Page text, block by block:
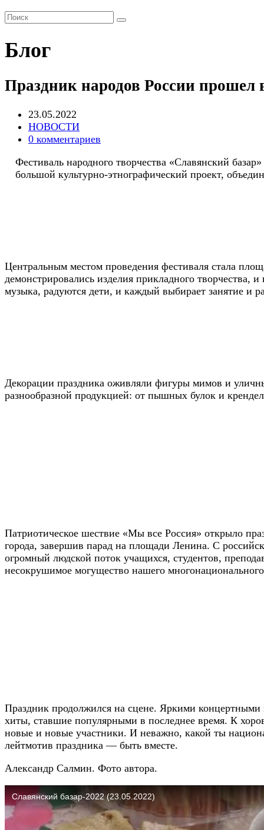
Блог
Праздник народов России прошел
Запись
опубликована:
23.05.2022
Post
category:
НОВОСТИ
Post
0 комментариев
Фестиваль народного творчества «Славянский
большой культурно-этнографический проект,
Центральным местом проведения фестиваля стала
демонстрировались изделия прикладного
музыка, радуются дети, и каждый выбирает занятие и
Декорации праздника оживляли фигуры мимов и
разнообразной продукцией: от пышных булок и
Патриотическое шествие «Мы все Россия» открыло
города, завершив парад на площади Ленина. С
огромный людской поток учащихся, студентов,
несокрушимое могущество нашего
Праздник продолжился на сцене. Яркими концертными
хиты, ставшие популярными в последнее время. К
новые и новые участники. И неважно, какой ты
лейтмотив праздника — быть вместе.
Александр Салмин. Фото автора.